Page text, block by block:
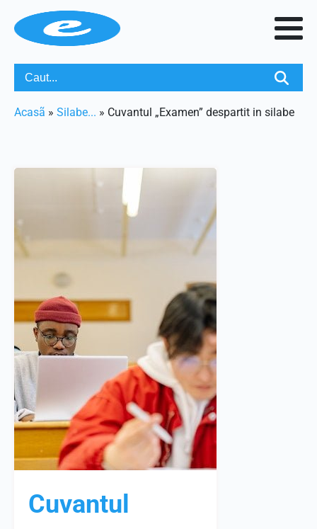
Acasã » Silabe... » Cuvantul „Examen” despartit in silabe
Cuvantul